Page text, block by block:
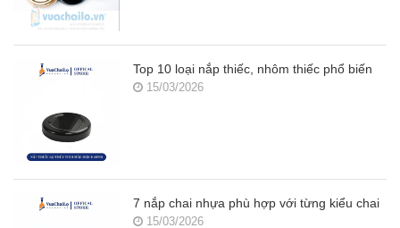
Top 10 loại nắp thiếc, nhôm thiếc phổ biến
15/03/2026
7 nắp chai nhựa phù hợp với từng kiểu chai
15/03/2026